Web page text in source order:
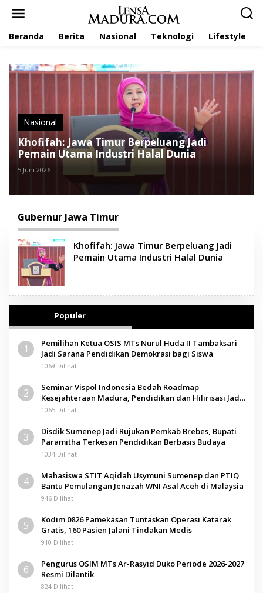
Beranda Berita Nasional Teknologi Lifestyle
Nasional
Khofifah: Jawa Timur Berpeluang Jadi
Pemain Utama Industri Halal Dunia
5 Juni 2026
Gubernur Jawa Timur
Khofifah: Jawa Timur Berpeluang Jadi
Pemain Utama Industri Halal Dunia
Populer
1
Pemilihan Ketua OSIS MTs Nurul Huda II Tambaksari
Jadi Sarana Pendidikan Demokrasi bagi Siswa
1069 Dilihat
2
Seminar Vispol Indonesia Bedah Roadmap
Kesejahteraan Madura, Pendidikan dan Hilirisasi Jadi
Kunci
1065 Dilihat
3
Disdik Sumenep Jadi Rujukan Pemkab Brebes, Bupati
Paramitha Terkesan Pendidikan Berbasis Budaya
1034 Dilihat
4
Mahasiswa STIT Aqidah Usymuni Sumenep dan PTIQ
Bantu Pemulangan Jenazah WNI Asal Aceh di Malaysia
946 Dilihat
5
Kodim 0826 Pamekasan Tuntaskan Operasi Katarak
Gratis, 160 Pasien Jalani Tindakan Medis
910 Dilihat
6
Pengurus OSIM MTs Ar-Rasyid Duko Periode 2026-2027
Resmi Dilantik
824 Dilihat